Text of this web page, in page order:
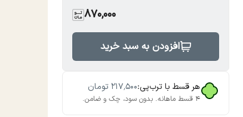
870,000
افزودن به سبد خرید
هر قسط با ترب‌پی:۲۱۷٬۵۰۰تومان
۴ قسط ماهانه. بدون سود، چک و ضامن.